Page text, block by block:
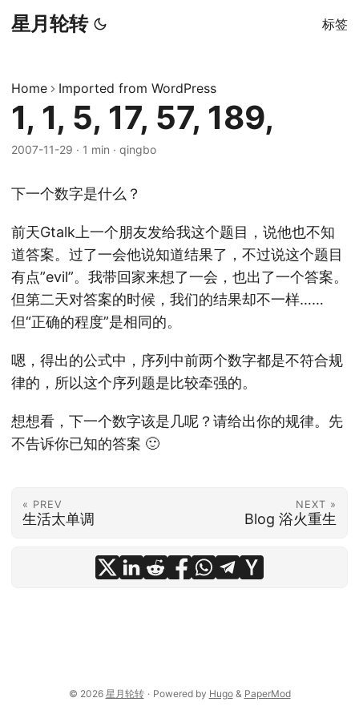
星月轮转 标签
Home Imported from WordPress
1, 1, 5, 17, 57, 189,
2007-11-29 · 1 min · qingbo
下一个数字是什么？
前天Gtalk上一个朋友发给我这个题目，说他也不知
道答案。过了一会他说知道结果了，不过说这个题目
有点”evil”。我带回家来想了一会，也出了一个答案。
但第二天对答案的时候，我们的结果却不一样……
但“正确的程度”是相同的。
嗯，得出的公式中，序列中前两个数字都是不符合规
律的，所以这个序列题是比较牵强的。
想想看，下一个数字该是几呢？请给出你的规律。先
不告诉你已知的答案 🙂
« PREV
生活太单调
NEXT »
Blog 浴火重生
© 2026 星月轮转 · Powered by Hugo& PaperMod